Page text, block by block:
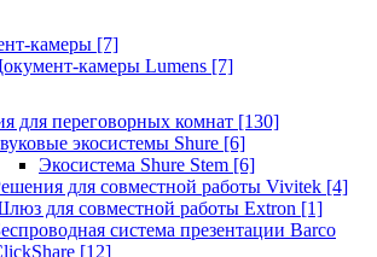
камеры [7]
камеры Lumens [7]
для переговорных комнат [130]
экосистемы Shure [6]
Экосистема Shure Stem [6]
для совместной работы Vivitek [4]
для совместной работы Extron [1]
система презентации Barco
[12]